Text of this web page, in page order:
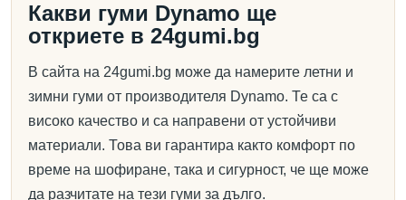
Какви гуми Dynamo ще
откриете в 24gumi.bg
В сайта на 24gumi.bg може да намерите летни и
зимни гуми от производителя Dynamo. Те са с
високо качество и са направени от устойчиви
материали. Това ви гарантира както комфорт по
време на шофиране, така и сигурност, че ще може
да разчитате на тези гуми за дълго.